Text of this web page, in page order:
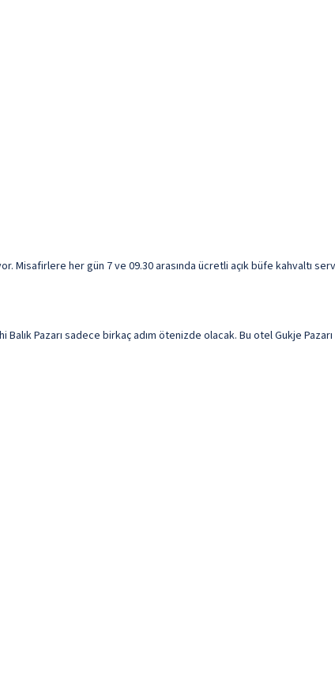
her gün 7 ve 09.30 arasında ücretli açık büfe kahvaltı
Pazarı sadece birkaç adım ötenizde olacak. Bu otel Gukje